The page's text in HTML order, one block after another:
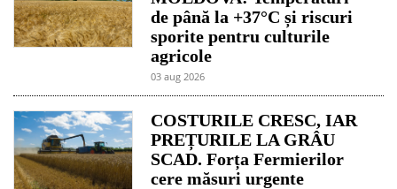
de până la +37°C și riscuri
sporite pentru culturile
agricole
03 aug 2026
COSTURILE CRESC, IAR
PREȚURILE LA GRÂU
SCAD. Forța Fermierilor
cere măsuri urgente